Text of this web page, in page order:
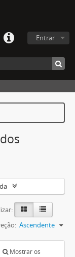
Entrar
Ascendente
Mostrar os